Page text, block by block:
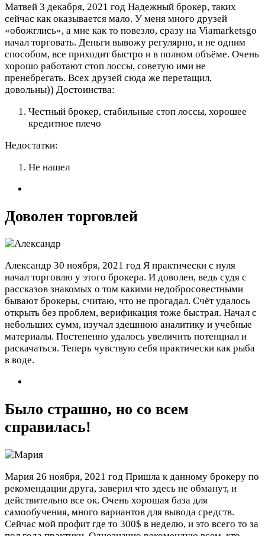
Матвей 3 декабря, 2021 год Надежный брокер, таких
сейчас как оказывается мало. У меня много друзей
«обожглись», а мне как то повезло, сразу на Viamarketsgo
начал торговать. Деньги вывожу регулярно, и не одним
способом, все приходит быстро и в полном объёме. Очень
хорошо работают стоп лоссы, советую ими не
пренебрегать. Всех друзей сюда же перетащил,
довольны)) Достоинства:
Честный брокер, стабильные стоп лоссы, хорошее
кредитное плечо
Недостатки:
Не нашел
Доволен торговлей
Александр 30 ноября, 2021 год Я практически с нуля
начал торговлю у этого брокера. И доволен, ведь судя с
рассказов знакомых о том какими недобросовестными
бывают брокеры, считаю, что не прогадал. Счёт удалось
открыть без проблем, верификация тоже быстрая. Начал с
небольших сумм, изучал здешнюю аналитику и учебные
материалы. Постепенно удалось увеличить потенциал и
раскачаться. Теперь чувствую себя практически как рыба
в воде.
Было страшно, но со всем
справилась!
Мария 26 ноября, 2021 год Пришла к данному брокеру по
рекомендации друга, заверил что здесь не обманут, и
действительно все ок. Очень хорошая база для
самообучения, много вариантов для вывода средств.
Сейчас мой профит где то 300$ в неделю, и это всего то за